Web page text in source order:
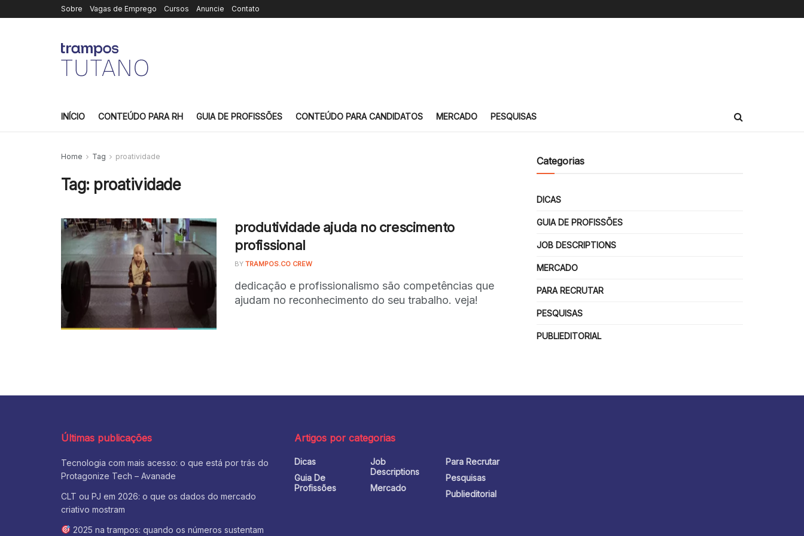
Sobre Vagas de Emprego Cursos Anuncie Contato
INÍCIO CONTEÚDO PARA RH GUIA DE PROFISSÕES CONTEÚDO PARA CANDIDATOS MERCADO PESQUISAS
Home Tag proatividade
Tag: proatividade
produtividade ajuda no crescimento
profissional
BY TRAMPOS.CO CREW
dedicação e profissionalismo são competências que
ajudam no reconhecimento do seu trabalho. veja!
Categorias
DICAS
GUIA DE PROFISSÕES
JOB DESCRIPTIONS
MERCADO
PARA RECRUTAR
PESQUISAS
PUBLIEDITORIAL
Últimas publicações
Tecnologia com mais acesso: o que está por trás do
Protagonize Tech – Avanade
CLT ou PJ em 2026: o que os dados do mercado
criativo mostram
2025 na trampos: quando os números sustentam
Artigos por categorias
Dicas
Guia De
Profissões
Job
Descriptions
Mercado
Para Recrutar
Pesquisas
Publieditorial